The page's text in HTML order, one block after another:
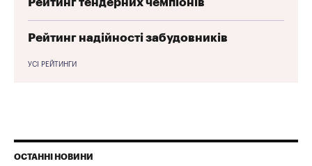
Рейтинг тендерних чемпіонів
Рейтинг надійності забудовників
УСІ РЕЙТИНГИ
ОСТАННІ НОВИНИ